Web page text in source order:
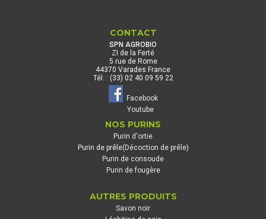
CONTACT
SPN AGROBIO
ZI de la Ferté
5 rue de Rome
44370 Varades France
Tél. : (33) 02 40 09 59 22
Facebook
Youtube
NOS PURINS
Purin d'ortie
Purin de prêle(Décoction de prêle)
Purin de consoude
Purin de fougère
AUTRES PRODUITS
Savon noir